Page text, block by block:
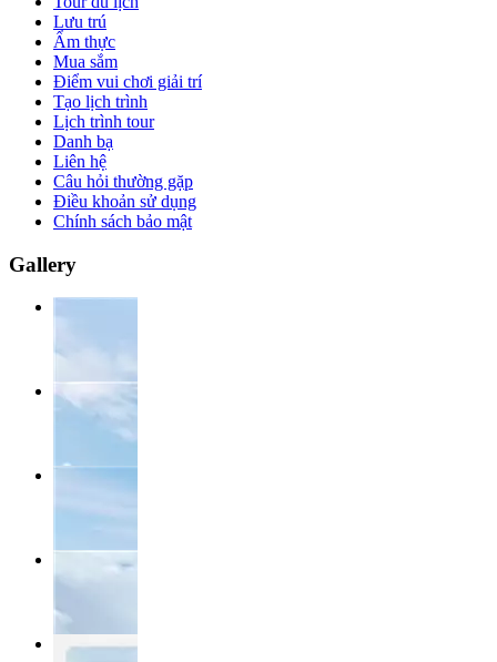
Lưu trú
Ẩm thực
Mua sắm
Điểm vui chơi giải trí
Tạo lịch trình
Lịch trình tour
Danh bạ
Liên hệ
Câu hỏi thường gặp
Điều khoản sử dụng
Chính sách bảo mật
Gallery